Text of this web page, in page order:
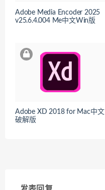
Adobe Media Encoder 2025
v25.6.4.004 Me中文Win版
Adobe XD 2018 for Mac中文
破解版